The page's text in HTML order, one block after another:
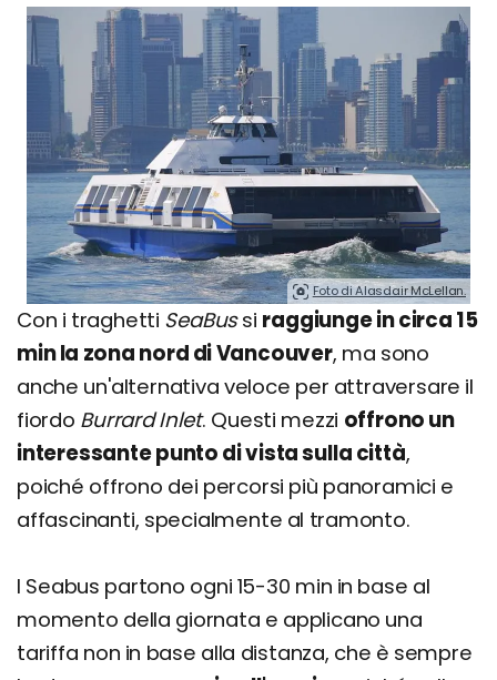
Foto di Alasdair McLellan.
Con i traghetti SeaBussi raggiunge in circa 15
min la zona nord di Vancouver, ma sono
anche un'alternativa veloce per attraversare il
fiordo Burrard Inlet. Questi mezzi offrono un
interessante punto di vista sulla città,
poiché offrono dei percorsi più panoramici e
affascinanti, specialmente al tramonto.
I Seabus partono ogni 15-30 min in base al
momento della giornata e applicano una
tariffa non in base alla distanza, che è sempre